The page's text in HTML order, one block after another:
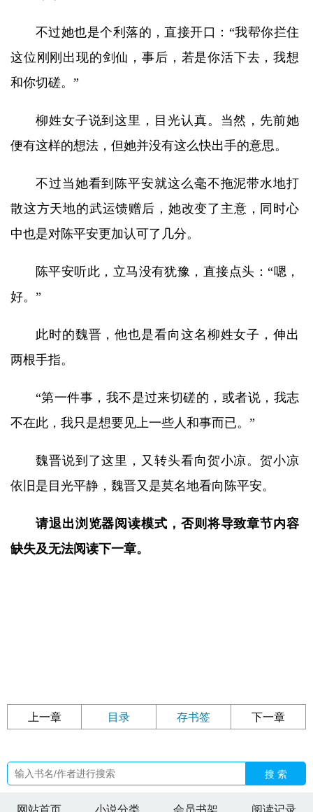
不过她也是个利落的，直接开口：“我帮你拦住
这位刚刚出现的剑仙，事后，若是你活下去，我想
和你切磋。”
柳姓女子说到这里，目光认真。当然，先前她
便有这样的想法，但她并没有这么快出手的意思。
不过当她看到陈平安就这么毫不拖泥带水地打
散这方天地的武运馈赠后，她改变了主意，同时心
中也是对陈平安更加认可了几分。
陈平安听此，立马没有犹豫，直接点头：“嗯，
好。”
此时的魏晋，他也是看向这名柳姓女子，伸出
两根手指。
“第一件事，我不是过来切磋的，或者说，我志
不在此，我只是想要见上一些人和事而已。”
魏晋说到了这里，又转头看向贺小凉。贺小凉
依旧是目光平静，魏晋又是莫名地看向陈平安。
请退出浏览器阅读模式，否则将导致章节内容
缺失及无法阅读下一章。
上一章 目录 存书签 下一章
搜 索
网站首页 小说分类 会员书架 阅读记录